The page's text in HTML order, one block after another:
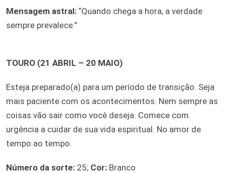
Mensagem astral: “Quando chega a hora, a verdade
sempre prevalece.”
TOURO (21 ABRIL – 20 MAIO)
Esteja preparado(a) para um período de transição. Seja
mais paciente com os acontecimentos. Nem sempre as
coisas vão sair como você deseja. Comece com
urgência a cuidar de sua vida espiritual. No amor de
tempo ao tempo.
Número da sorte: 25; Cor: Branco